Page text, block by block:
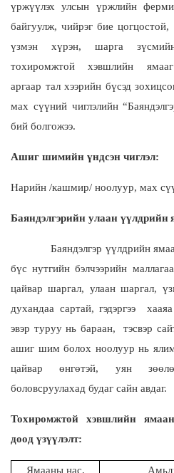
үржүүлэх улсын үржлийн
байгуулж, чийрэг бие
үзмэн хүрэн, шарга
тохиромжтой хэвшлийн
аргаар тал хээрийн бүсэд
мах сүүний чиглэлийн
бий болгожээ.
Ашиг шимийн үндсэн чиглэл:
Нарийн /кашмир/ ноолуур, мах
Баяндэлгэрийн улаан үүлдрийн
Баяндэлгэр үүлдрийн ямаа
бүс нутгийн бэлчээрийн
цайвар шаргал, улаан шаргал,
духандаа сартай, гэдэргээ
эвэр туруу нь бараан, тэсвэр
ашиг шим болох ноолуур нь
цайвар өнгөтэй, уян
боловсруулахад будаг сайн авдаг.
Тохиромжтой хэвшлийн
доод үзүүлэлт:
Ямааны нас,